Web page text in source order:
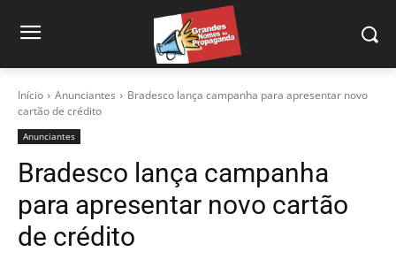
Início Anunciantes
Bradesco lança campanha para apresentar novo
cartão de crédito
Anunciantes
Bradesco lança campanha
para apresentar novo cartão
de crédito